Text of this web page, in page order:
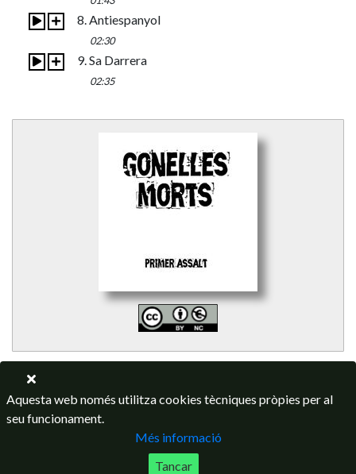
8. Antiespanyol
02:30
9. Sa Darrera
02:35
Aquesta web només utilitza cookies tècniques pròpies per al
seu funcionament.
Més informació
Tancar